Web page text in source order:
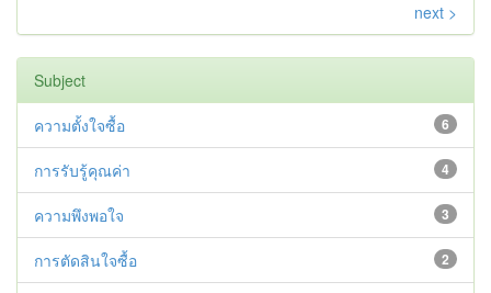
next >
Subject
6
ความตั้งใจซื้อ
4
การรับรู้คุณค่า
3
ความพึงพอใจ
2
การตัดสินใจซื้อ